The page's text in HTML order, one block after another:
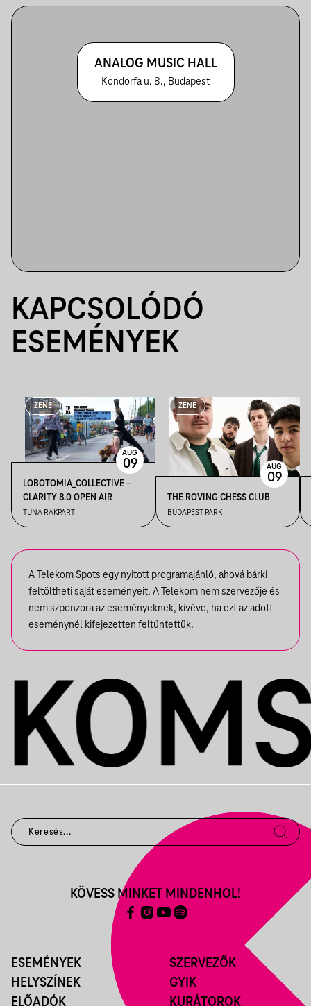
ANALOG MUSIC HALL
Kondorfa u. 8., Budapest
KAPCSOLÓDÓ
ESEMÉNYEK
ZENE
LOBOTOMIA_COLLECTIVE –
CLARITY 8.0 OPEN AIR
TUNA RAKPART
AUG
09
ZENE
THE ROVING CHESS CLUB
BUDAPEST PARK
AUG
09
A Telekom Spots egy nyitott programajánló, ahová bárki
feltöltheti saját eseményeit. A Telekom nem szervezője és
nem szponzora az eseményeknek, kivéve, ha ezt az adott
eseménynél kifejezetten feltüntettük.
ESEMÉNYEK
HELYSZÍNEK
ELŐADÓK
SZERVEZŐK
GYIK
KURÁTOROK
KÖVESS MINKET MINDENHOL!